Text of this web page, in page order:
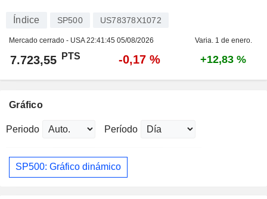
Índice SP500 US78378X1072
Mercado cerrado - USA22:41:45 05/08/2026 Varia. 1 de enero.
7.723,55 PTS -0,17 % +12,83 %
Gráfico
Periodo Período
SP500: Gráfico dinámico